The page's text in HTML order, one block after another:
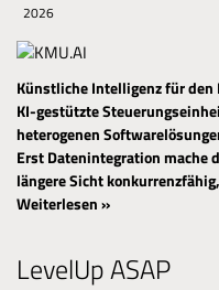
2026
Künstliche Intelligenz für
KI-gestützte
heterogenen
Erst Datenintegration
längere Sicht
Weiterlesen »
LevelUp ASAP